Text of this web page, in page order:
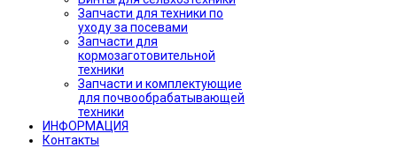
Запчасти для техники по
уходу за посевами
Запчасти для
кормозаготовительной
техники
Запчасти и комплектующие
для почвообрабатывающей
техники
ИНФОРМАЦИЯ
Контакты